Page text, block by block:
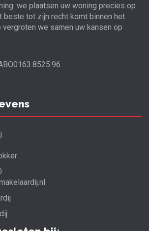
we plaatsen uw woning precies op
beste tot zijn recht komt binnen het
vergroten we samen uw kansen op